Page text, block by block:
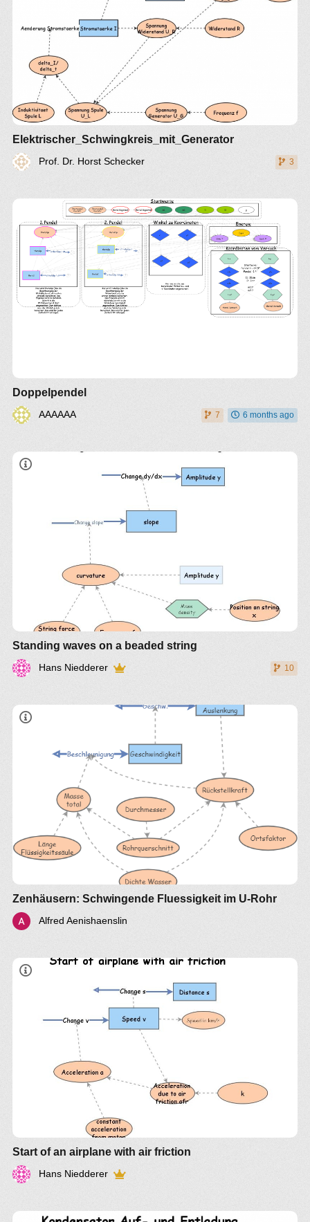
Elektrischer_Schwingkreis_mit_Generator
Prof. Dr. Horst Schecker 3
Doppelpendel
AAAAAA 7 6 months ago
f1=8.1 Hz; f2=
Standing waves on a beaded string
Hans Niedderer 10
Mit welcher Schwingungsdauer?
Würde sich die Schwingungsdauer mit
Quecksilber ändern?
Zenhäusern: Schwingende Fluessigkeit im U-Rohr
Alfred Aenishaenslin
Start of an airplane with air friction
Hans Niedderer